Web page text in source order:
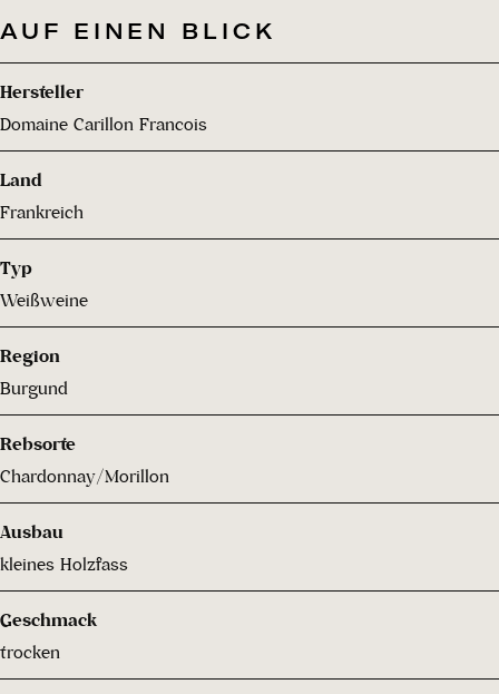
AUF EINEN BLICK
Hersteller
Domaine Carillon Francois
Land
Frankreich
Typ
Weißweine
Region
Burgund
Rebsorte
Chardonnay/Morillon
Ausbau
kleines Holzfass
Geschmack
trocken